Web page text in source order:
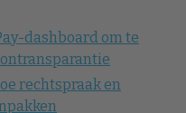
dashboard om te
rechtspraak en